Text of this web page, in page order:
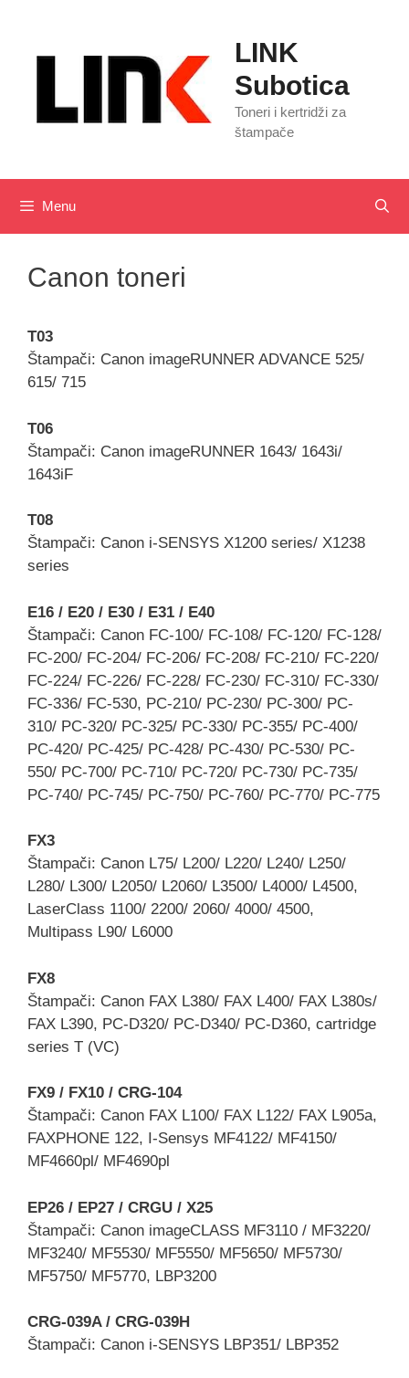
content
LINK
Subotica
Toneri i kertridži za
štampače
Menu
Canon toneri
T03
Štampači: Canon imageRUNNER ADVANCE 525/
615/ 715
T06
Štampači: Canon imageRUNNER 1643/ 1643i/
1643iF
T08
Štampači: Canon i-SENSYS X1200 series/ X1238
series
E16 / E20 / E30 / E31 / E40
Štampači: Canon FC-100/ FC-108/ FC-120/ FC-128/
FC-200/ FC-204/ FC-206/ FC-208/ FC-210/ FC-220/
FC-224/ FC-226/ FC-228/ FC-230/ FC-310/ FC-330/
FC-336/ FC-530, PC-210/ PC-230/ PC-300/ PC-
310/ PC-320/ PC-325/ PC-330/ PC-355/ PC-400/
PC-420/ PC-425/ PC-428/ PC-430/ PC-530/ PC-
550/ PC-700/ PC-710/ PC-720/ PC-730/ PC-735/
PC-740/ PC-745/ PC-750/ PC-760/ PC-770/ PC-775
FX3
Štampači: Canon L75/ L200/ L220/ L240/ L250/
L280/ L300/ L2050/ L2060/ L3500/ L4000/ L4500,
LaserClass 1100/ 2200/ 2060/ 4000/ 4500,
Multipass L90/ L6000
FX8
Štampači: Canon FAX L380/ FAX L400/ FAX L380s/
FAX L390, PC-D320/ PC-D340/ PC-D360, cartridge
series T (VC)
FX9 / FX10 / CRG-104
Štampači: Canon FAX L100/ FAX L122/ FAX L905a,
FAXPHONE 122, I-Sensys MF4122/ MF4150/
MF4660pl/ MF4690pl
EP26 / EP27 / CRGU / X25
Štampači: Canon imageCLASS MF3110 / MF3220/
MF3240/ MF5530/ MF5550/ MF5650/ MF5730/
MF5750/ MF5770, LBP3200
CRG-039A / CRG-039H
Štampači: Canon i-SENSYS LBP351/ LBP352